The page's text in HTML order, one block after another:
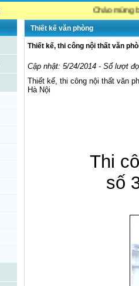
Chào mừng bạn
Thiết kế văn phòng
Thiết kế, thi công nội thất văn
Cập nhật: 5/24/2014 - Số lượt
Thiết kế, thi công nội thất văn
Hà Nội
Thi
số